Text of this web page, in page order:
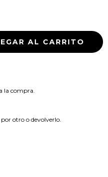
la compra.
otro o devolverlo.